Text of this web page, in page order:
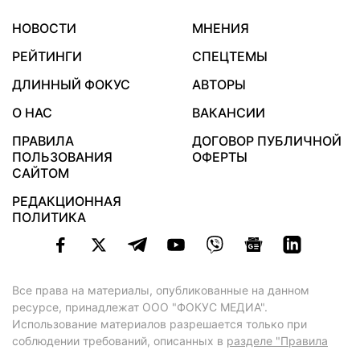
НОВОСТИ
МНЕНИЯ
РЕЙТИНГИ
СПЕЦТЕМЫ
ДЛИННЫЙ ФОКУС
АВТОРЫ
О НАС
ВАКАНСИИ
ПРАВИЛА
ПОЛЬЗОВАНИЯ
САЙТОМ
ДОГОВОР ПУБЛИЧНОЙ
ОФЕРТЫ
РЕДАКЦИОННАЯ
ПОЛИТИКА
Все права на материалы, опубликованные на данном
ресурсе, принадлежат ООО "ФОКУС МЕДИА".
Использование материалов разрешается только при
соблюдении требований, описанных в разделе "Правила